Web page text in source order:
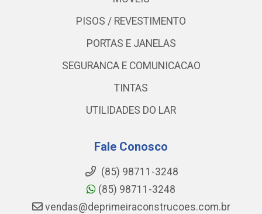
PISOS / REVESTIMENTO
PORTAS E JANELAS
SEGURANCA E COMUNICACAO
TINTAS
UTILIDADES DO LAR
Fale Conosco
(85) 98711-3248
(85) 98711-3248
vendas@deprimeiraconstrucoes.com.br